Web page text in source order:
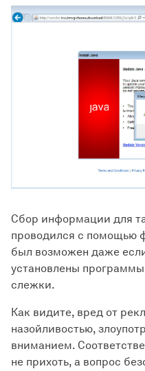
Сбор информации для
проводился с помощью
был возможен даже
установлены
слежки.
Как видите, вред от
назойливостью,
вниманием.
не прихоть, а вопрос